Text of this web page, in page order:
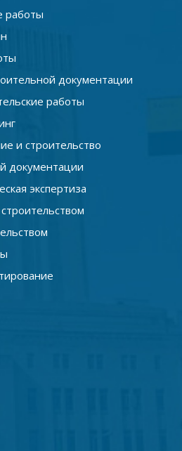
работы
документации
работы
и строительство
документации
экспертиза